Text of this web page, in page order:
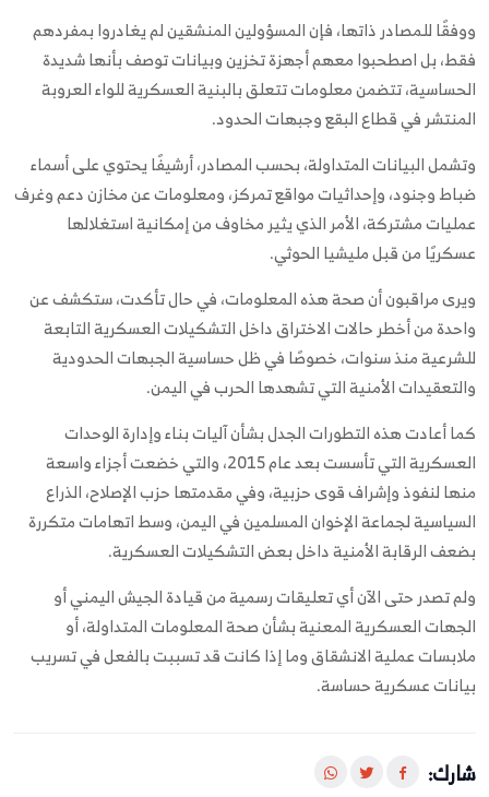
ووفقًا للمصادر ذاتها، فإن المسؤولين المنشقين لم يغادروا بمفردهم
فقط، بل اصطحبوا معهم أجهزة تخزين وبيانات توصف بأنها شديدة
الحساسية، تتضمن معلومات تتعلق بالبنية العسكرية للواء العروبة
المنتشر في قطاع البقع وجبهات الحدود.
وتشمل البيانات المتداولة، بحسب المصادر، أرشيفًا يحتوي على أسماء
ضباط وجنود، وإحداثيات مواقع تمركز، ومعلومات عن مخازن دعم وغرف
عمليات مشتركة، الأمر الذي يثير مخاوف من إمكانية استغلالها
عسكريًا من قبل مليشيا الحوثي.
ويرى مراقبون أن صحة هذه المعلومات، في حال تأكدت، ستكشف عن
واحدة من أخطر حالات الاختراق داخل التشكيلات العسكرية التابعة
للشرعية منذ سنوات، خصوصًا في ظل حساسية الجبهات الحدودية
والتعقيدات الأمنية التي تشهدها الحرب في اليمن.
كما أعادت هذه التطورات الجدل بشأن آليات بناء وإدارة الوحدات
العسكرية التي تأسست بعد عام 2015، والتي خضعت أجزاء واسعة
منها لنفوذ وإشراف قوى حزبية، وفي مقدمتها حزب الإصلاح، الذراع
السياسية لجماعة الإخوان المسلمين في اليمن، وسط اتهامات متكررة
بضعف الرقابة الأمنية داخل بعض التشكيلات العسكرية.
ولم تصدر حتى الآن أي تعليقات رسمية من قيادة الجيش اليمني أو
الجهات العسكرية المعنية بشأن صحة المعلومات المتداولة، أو
ملابسات عملية الانشقاق وما إذا كانت قد تسببت بالفعل في تسريب
بيانات عسكرية حساسة.
شارك: